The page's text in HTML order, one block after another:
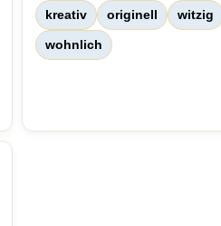
kreativ originell witzig
wohnlich